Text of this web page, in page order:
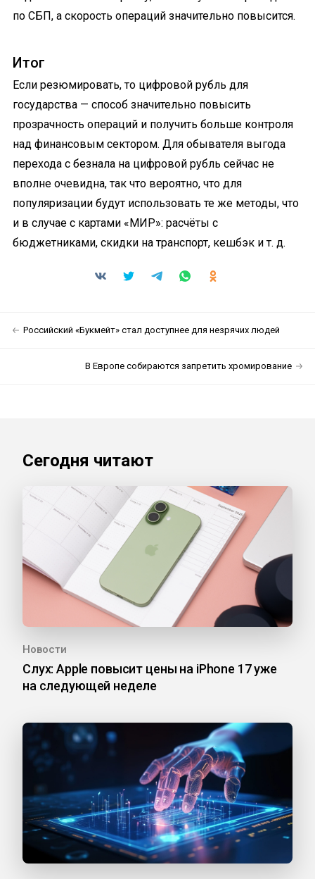
по СБП, а скорость операций значительно повысится.
Итог
Если резюмировать, то цифровой рубль для
государства — способ значительно повысить
прозрачность операций и получить больше контроля
над финансовым сектором. Для обывателя выгода
перехода с безнала на цифровой рубль сейчас не
вполне очевидна, так что вероятно, что для
популяризации будут использовать те же методы, что
и в случае с картами «МИР»: расчёты с
бюджетниками, скидки на транспорт, кешбэк и т. д.
Российский «Букмейт» стал доступнее для незрячих людей
В Европе собираются запретить хромирование
Сегодня читают
Новости
Слух: Apple повысит цены на iPhone 17 уже
на следующей неделе